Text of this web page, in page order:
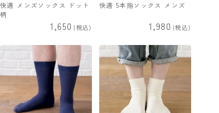
快適 メンズソックス ドット
柄
1,650 税込
快適 5本指ソックス メンズ
1,980 税込